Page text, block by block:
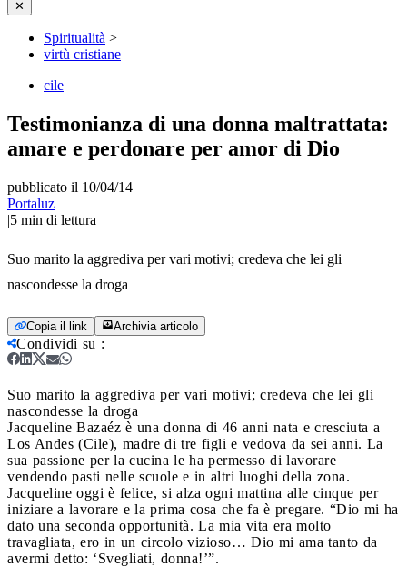
✕
Spiritualità >
virtù cristiane
cile
Testimonianza di una donna maltrattata:
amare e perdonare per amor di Dio
pubblicato il 10/04/14|
Portaluz
|5 min di lettura
Suo marito la aggrediva per vari motivi; credeva che lei gli
nascondesse la droga
Copia il link Archivia articolo
Condividi su :
Suo marito la aggrediva per vari motivi; credeva che lei gli
nascondesse la droga
Jacqueline Bazaéz è una donna di 46 anni nata e cresciuta a
Los Andes (Cile), madre di tre figli e vedova da sei anni. La
sua passione per la cucina le ha permesso di lavorare
vendendo pasti nelle scuole e in altri luoghi della zona.
Jacqueline oggi è felice, si alza ogni mattina alle cinque per
iniziare a lavorare e la prima cosa che fa è pregare. “Dio mi ha
dato una seconda opportunità. La mia vita era molto
travagliata, ero in un circolo vizioso… Dio mi ama tanto da
avermi detto: ‘Svegliati, donna!’”.